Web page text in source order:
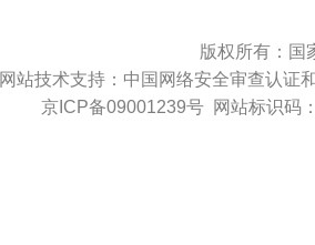
版权所有：
网站技术支持： 中国网络安全审查认证
京ICP备09001239号网站标识码